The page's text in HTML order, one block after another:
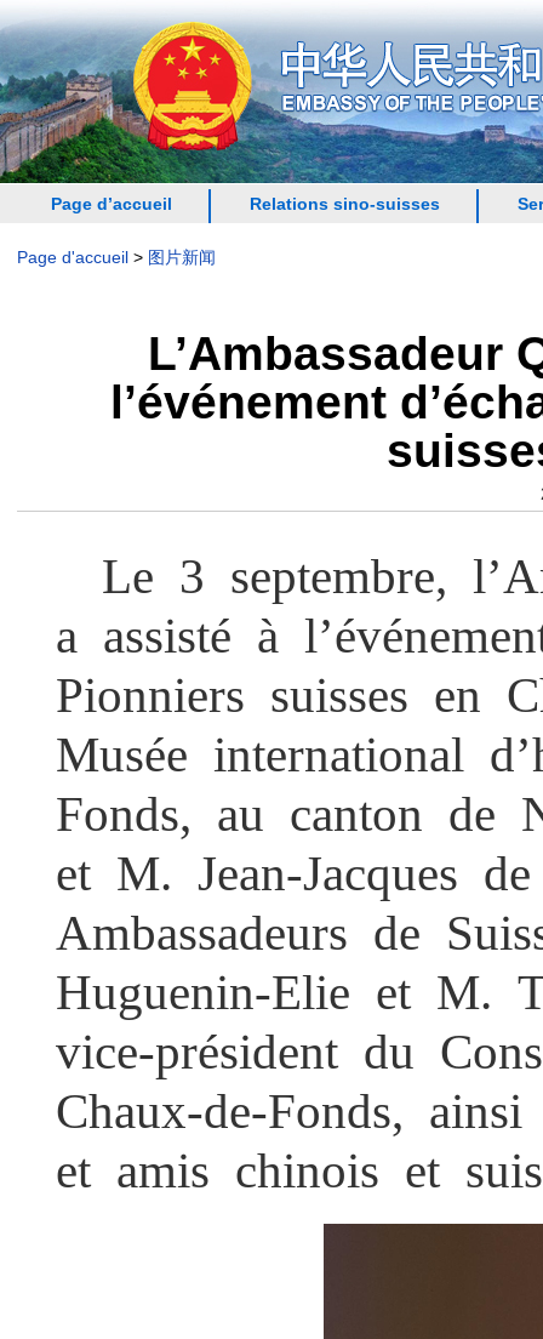
Page d’accueil Relations sino-suisses
Page d'accueil > 图片新闻
L’Ambassadeur
l’événement
Le 3 septembre,
a assisté à
Pionniers suisses en
Musée international
Fonds, au canton de
et M. Jean-Jacques
Ambassadeurs de
Huguenin-Elie et M.
vice-président du
Chaux-de-Fonds,
et amis chinois et